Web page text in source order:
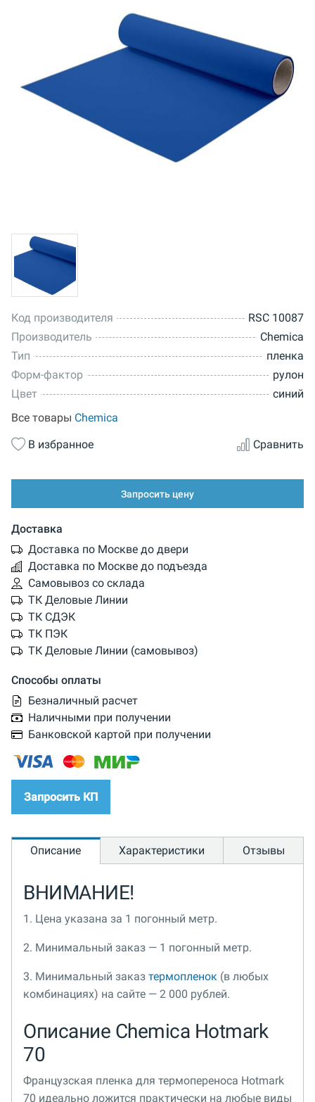
Код производителя
RSC 10087
Производитель
Chemica
Тип
пленка
Форм-фактор
рулон
Цвет
синий
Все товары Chemica
В избранное
Сравнить
Запросить цену
Доставка
Доставка по Москве до двери
Доставка по Москве до подъезда
Самовывоз со склада
ТК Деловые Линии
ТК СДЭК
ТК ПЭК
ТК Деловые Линии (самовывоз)
Способы оплаты
Безналичный расчет
Наличными при получении
Банковской картой при получении
Запросить КП
Описание Характеристики Отзывы
ВНИМАНИЕ!
1. Цена указана за 1 погонный метр.
2. Минимальный заказ — 1 погонный метр.
3. Минимальный заказ термопленок (в любых
комбинациях) на сайте — 2 000 рублей.
Описание Chemica Hotmark
70
Французская пленка для термопереноса Hotmark
70 идеально ложится практически на любые виды